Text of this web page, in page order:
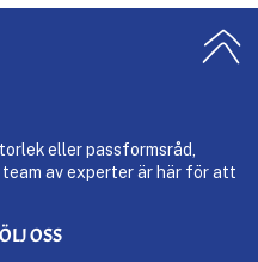
eller passformsråd,
av experter är här för att
OSS